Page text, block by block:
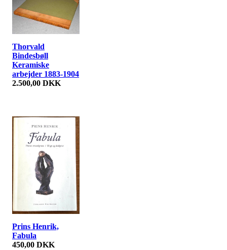
Thorvald
Bindesbøll
Keramiske
arbejder 1883-1904
2.500,00 DKK
Prins Henrik,
Fabula
450,00 DKK